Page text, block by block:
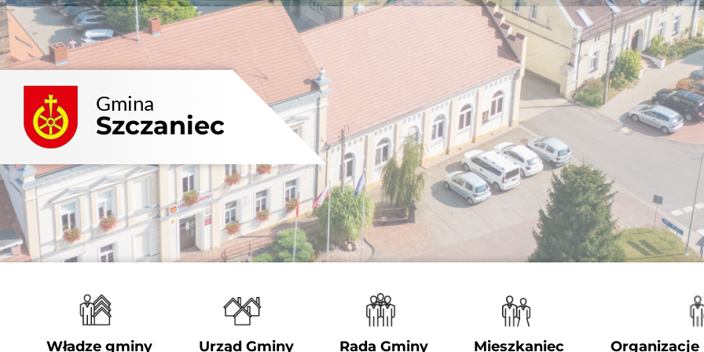
Przejdź
do
zawartości
Gmina
Szczaniec
Władze gminy Urząd Gminy Rada Gminy Mieszkaniec Organizacje